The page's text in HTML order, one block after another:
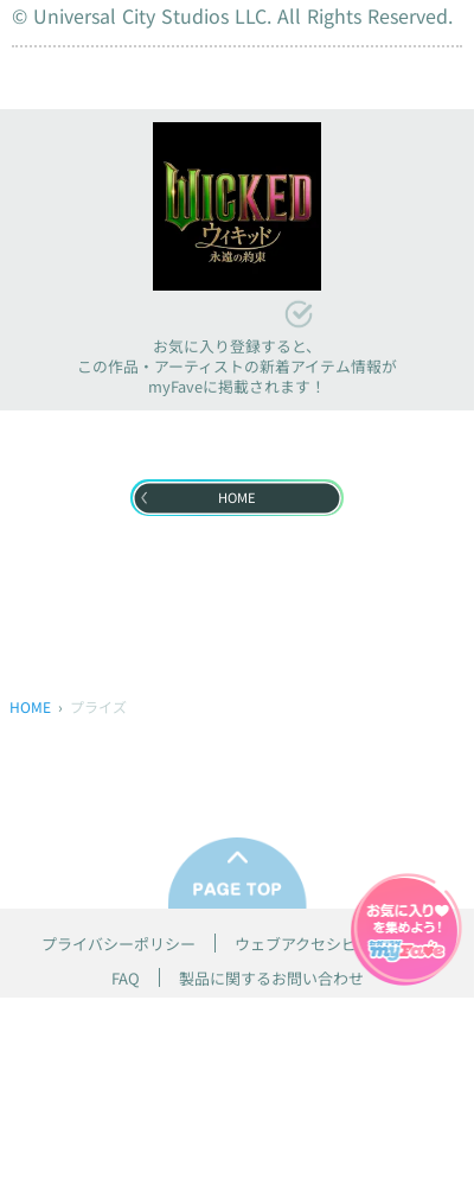
© Universal City Studios LLC. All Rights Reserved.
お気に入り登録すると、
この作品・アーティストの新着アイテム情報が
myFaveに掲載されます！
HOME
HOME プライズ
プライバシーポリシー
ウェブアクセシビリティ方針
FAQ
製品に関するお問い合わせ